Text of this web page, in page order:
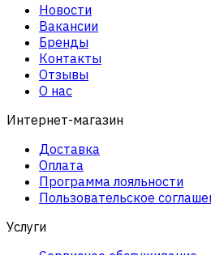
Новости
Вакансии
Бренды
Контакты
Отзывы
О нас
Интернет-магазин
Доставка
Оплата
Программа лояльности
Пользовательское
Услуги